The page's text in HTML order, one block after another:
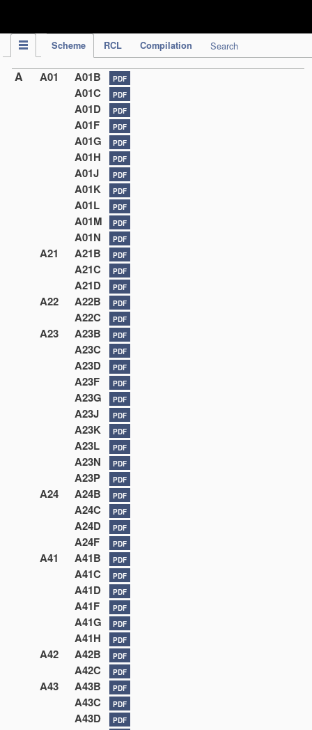
Scheme RCL Compilation Search
A A01 A01B PDF
A01C PDF
A01D PDF
A01F PDF
A01G PDF
A01H PDF
A01J PDF
A01K PDF
A01L PDF
A01M PDF
A01N PDF
A21 A21B PDF
A21C PDF
A21D PDF
A22 A22B PDF
A22C PDF
A23 A23B PDF
A23C PDF
A23D PDF
A23F PDF
A23G PDF
A23J PDF
A23K PDF
A23L PDF
A23N PDF
A23P PDF
A24 A24B PDF
A24C PDF
A24D PDF
A24F PDF
A41 A41B PDF
A41C PDF
A41D PDF
A41F PDF
A41G PDF
A41H PDF
A42 A42B PDF
A42C PDF
A43 A43B PDF
A43C PDF
A43D PDF